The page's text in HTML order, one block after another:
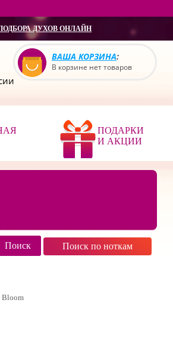
ДУХОВ ОНЛАЙН
ВАША КОРЗИНА:
В корзине нет товаров
ПОДАРКИ
И АКЦИИ
Поиск по ноткам
Bloom